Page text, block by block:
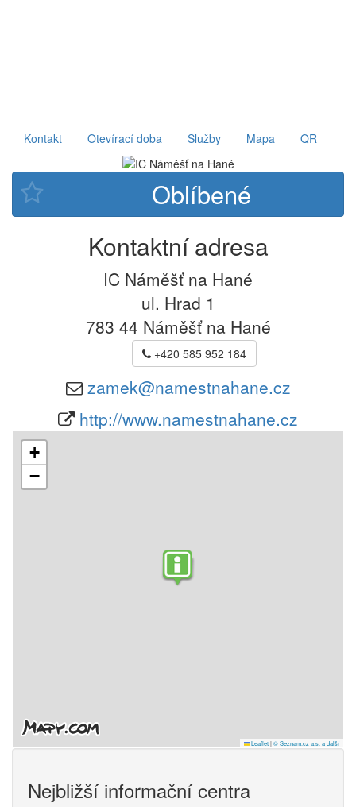
Kontakt Otevírací doba Služby Mapa QR
Kontaktní adresa
IC Náměšť na Hané
ul. Hrad 1
783 44 Náměšť na Hané
+420 585 952 184
zamek@namestnahane.cz
http://www.namestnahane.cz
+
−
Leaflet|© Seznam.cz a.s. a další
Nejbližší informační centra